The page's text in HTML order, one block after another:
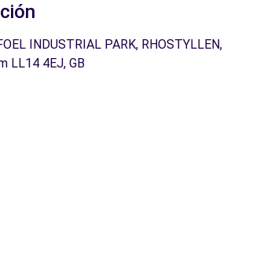
INDUSTRIAL PARK, RHOSTYLLEN,
LL14 4EJ, GB